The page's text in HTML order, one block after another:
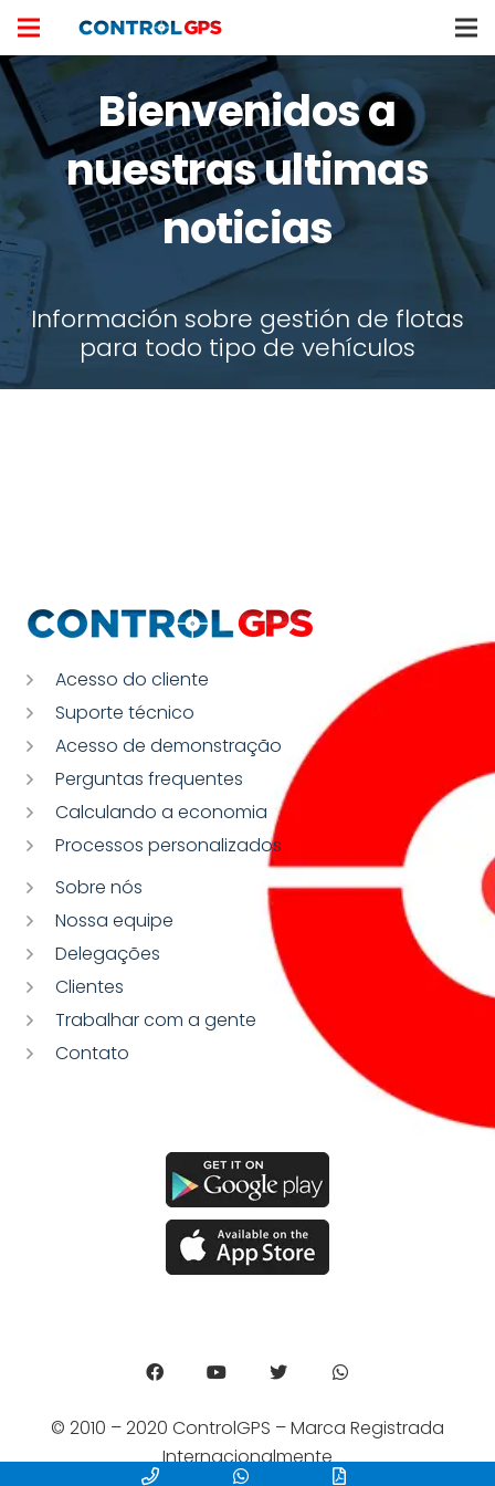
Bienvenidos a
nuestras ultimas
noticias
Información sobre gestión de flotas
para todo tipo de vehículos
Acesso do cliente
Suporte técnico
Acesso de demonstração
Perguntas frequentes
Calculando a economia
Processos personalizados
Sobre nós
Nossa equipe
Delegações
Clientes
Trabalhar com a gente
Contato
© 2010 – 2020 ControlGPS – Marca Registrada
Internacionalmente